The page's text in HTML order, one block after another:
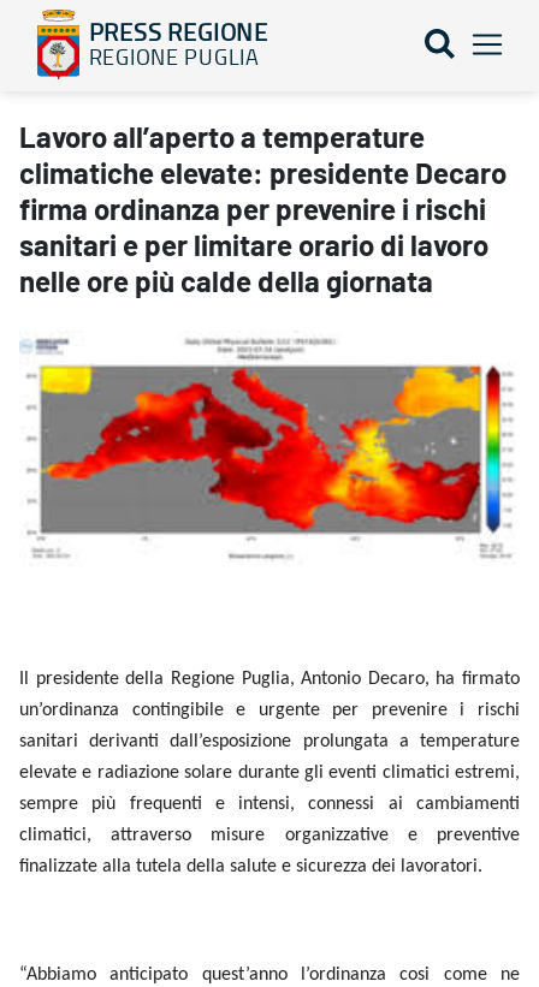
PRESS REGIONE
REGIONE PUGLIA
Lavoro all’aperto a temperature climatiche elevate: presidente
Lavoro all’aperto a temperature
climatiche elevate: presidente Decaro
firma ordinanza per prevenire i rischi
sanitari e per limitare orario di lavoro
nelle ore più calde della giornata
Il presidente della Regione Puglia, Antonio Decaro, ha firmato
un’ordinanza contingibile e urgente per prevenire i rischi
sanitari derivanti dall’esposizione prolungata a temperature
elevate e radiazione solare durante gli eventi climatici estremi,
sempre più frequenti e intensi, connessi ai cambiamenti
climatici, attraverso misure organizzative e preventive
finalizzate alla tutela della salute e sicurezza dei lavoratori.
“Abbiamo anticipato quest’anno l’ordinanza cosi come ne